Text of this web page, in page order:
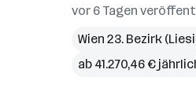
vor 6 Tagen
Wien 23. Bezirk
ab 41.270,46 €